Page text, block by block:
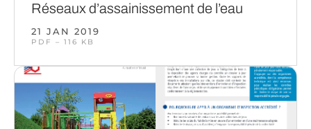
Réseaux d’assainissement de l’eau
21 JAN 2019
PDF – 116 KB